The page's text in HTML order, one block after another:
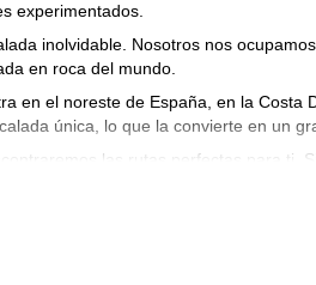
experimentados.
inolvidable. Nosotros nos
en roca del mundo.
en el noreste de España, en la Costa
única, lo que la convierte en un
las rutas perfectas para ti.
paredes y acantilados de la zona.
vistas espectaculares. La formación de
experimentados de todo el